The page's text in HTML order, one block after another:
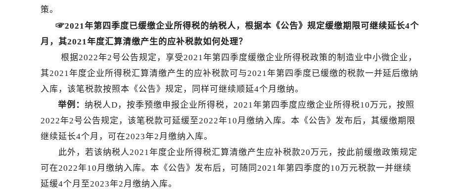
策。
☞2021年第四季度已缓缴企业所得税的纳税人，根据本《公告》规定缓缴期限可继续延长4个
月，其2021年度汇算清缴产生的应补税款如何处理？
根据2022年2号公告规定，享受2021年第四季度缓缴企业所得税政策的制造业中小微企业，
其2021年度企业所得税汇算清缴产生的应补税款可与2021年第四季度已缓缴的税款一并延后缴纳
入库，该笔税款按照本《公告》规定，同样可继续顺延4个月缴纳。
举例： 纳税人D，按季预缴申报企业所得税，2021年第四季度应缴企业所得税10万元，按照
2022年2号公告规定，该笔税款可延缓至2022年10月缴纳入库。本《公告》发布后，其缓缴期限
继续延长4个月，可在2023年2月缴纳入库。
此外，若该纳税人2021年度企业所得税汇算清缴产生应补税款20万元，按此前缓缴政策规定
可在2022年10月缴纳入库。本《公告》发布后，可随同2021年第四季度的10万元税款一并继续
延缓4个月至2023年2月缴纳入库。